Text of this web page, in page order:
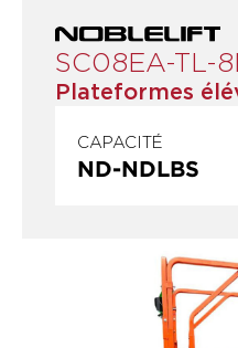
SC08EA-TL-
Plateformes
CAPACITÉ
ND-NDLBS